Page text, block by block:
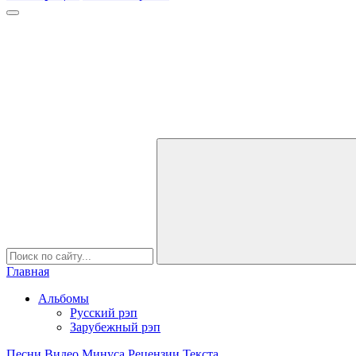
Главная
Альбомы
Русский рэп
Зарубежный рэп